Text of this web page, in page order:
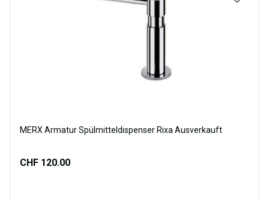
MERX Armatur Spülmitteldispenser Rixa Ausverkauft
CHF 120.00